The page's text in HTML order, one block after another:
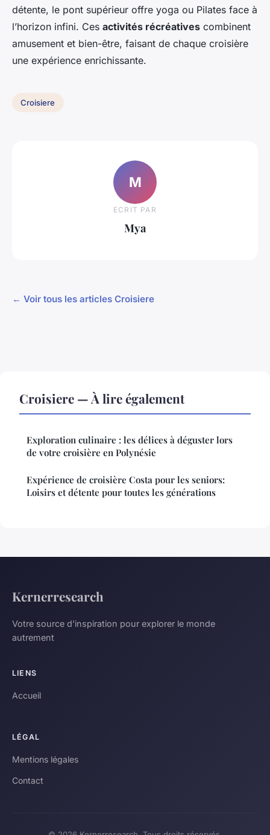
détente, le pont supérieur offre yoga ou Pilates face à
l’horizon infini. Ces activités récréatives combinent
amusement et bien-être, faisant de chaque croisière
une expérience enrichissante.
Croisiere
M
ECRIT PAR
Mya
← Voir tous les articles Croisiere
Croisiere — À lire également
Exploration culinaire : les délices à déguster lors
de votre croisière en Polynésie
Expérience de croisière Costa pour les seniors:
Loisirs et détente pour toutes les générations
Kernerresearch
Votre source d'inspiration pour explorer le monde
autrement
LIENS
Accueil
LÉGAL
Mentions légales
Contact